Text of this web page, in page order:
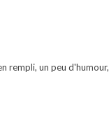
rempli, un peu d'humour,